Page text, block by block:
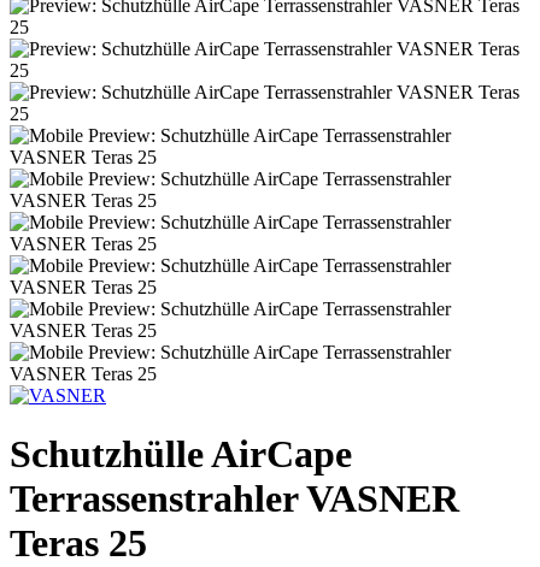
Schutzhülle AirCape
Terrassenstrahler VASNER
Teras 25